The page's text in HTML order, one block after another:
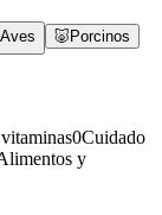
Aves 🐷 Porcinos
0Cuidado
y